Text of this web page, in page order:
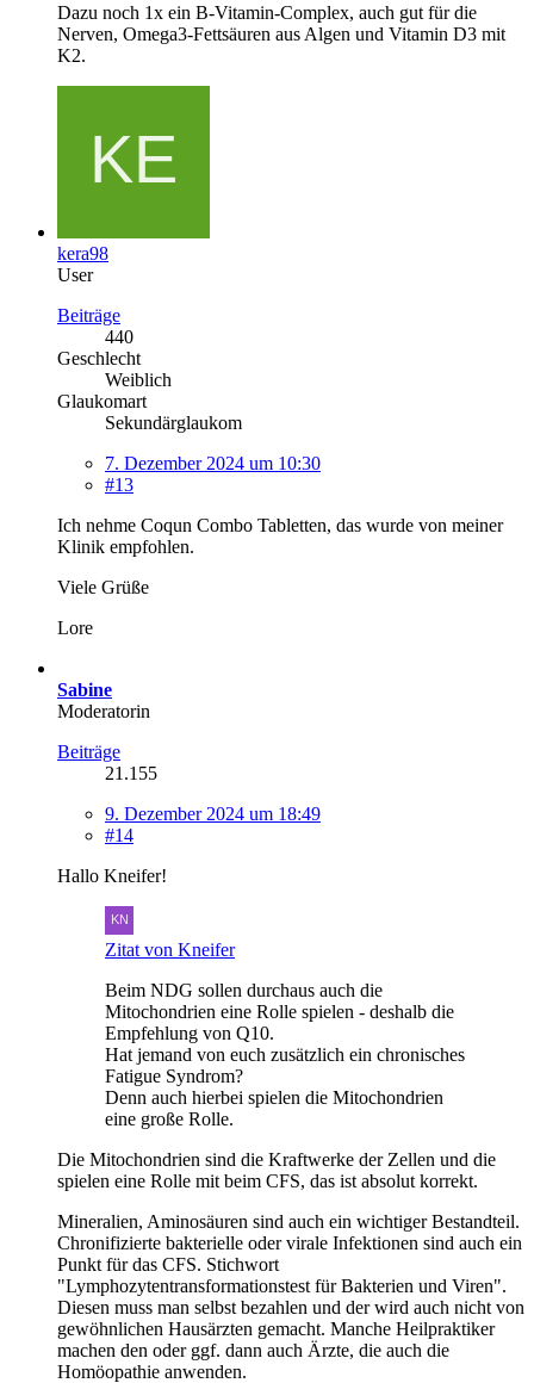
Dazu noch 1x ein B-Vitamin-Complex, auch gut für die
Nerven, Omega3-Fettsäuren aus Algen und Vitamin D3 mit
K2.
kera98
User
Beiträge
440
Geschlecht
Weiblich
Glaukomart
Sekundärglaukom
7. Dezember 2024 um 10:30
#13
Ich nehme Coqun Combo Tabletten, das wurde von meiner
Klinik empfohlen.
Viele Grüße
Lore
Sabine
Moderatorin
Beiträge
21.155
9. Dezember 2024 um 18:49
#14
Hallo Kneifer!
Zitat von Kneifer
Beim NDG sollen durchaus auch die
Mitochondrien eine Rolle spielen - deshalb die
Empfehlung von Q10.
Hat jemand von euch zusätzlich ein chronisches
Fatigue Syndrom?
Denn auch hierbei spielen die Mitochondrien
eine große Rolle.
Die Mitochondrien sind die Kraftwerke der Zellen und die
spielen eine Rolle mit beim CFS, das ist absolut korrekt.
Mineralien, Aminosäuren sind auch ein wichtiger Bestandteil.
Chronifizierte bakterielle oder virale Infektionen sind auch ein
Punkt für das CFS. Stichwort
"Lymphozytentransformationstest für Bakterien und Viren".
Diesen muss man selbst bezahlen und der wird auch nicht von
gewöhnlichen Hausärzten gemacht. Manche Heilpraktiker
machen den oder ggf. dann auch Ärzte, die auch die
Homöopathie anwenden.